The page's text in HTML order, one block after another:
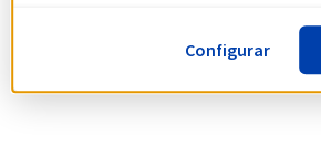
Configurar